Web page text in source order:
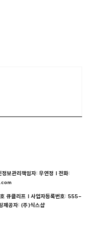
보관리책임자: 우연정 | 전화:
큐클리프 | 사업자등록번호: 555-
제공자: (주)식스샵